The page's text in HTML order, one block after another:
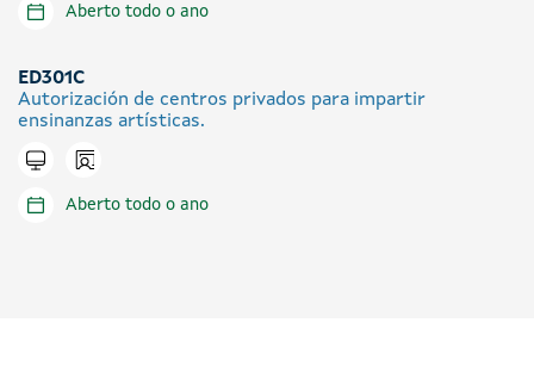
Aberto todo o ano
ED301C
Autorización de centros privados para impartir
ensinanzas artísticas.
Tramitar en liña
Icono presencial
Aberto todo o ano